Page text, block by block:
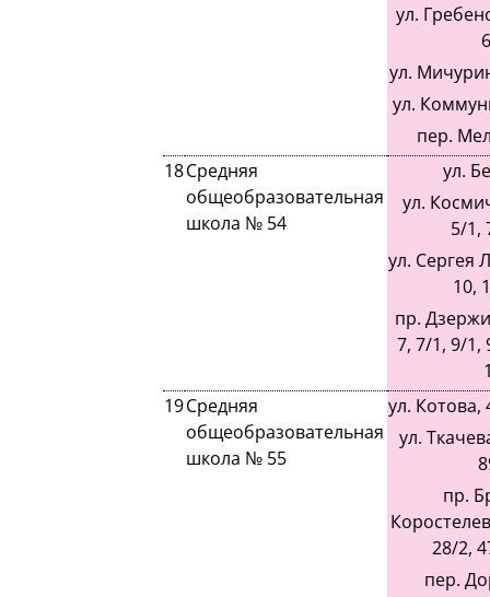
ул.
ул.
ул.
пер.
18Средняя
общеобразовательная
школа № 54
ул.
ул.
5/1,
ул. Сергея
10,
пр.
7, 7/1, 9/1,
19Средняя
общеобразовательная
школа № 55
ул. Котова,
ул.
пр.
28/2,
пер.